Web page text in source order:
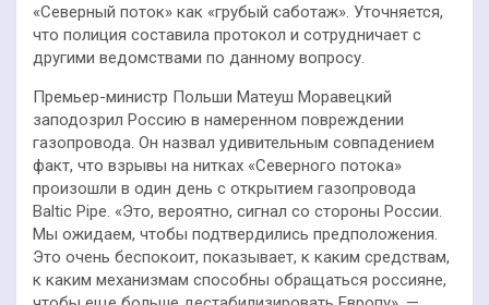
«Северный поток» как «грубый саботаж». Уточняется,
что полиция составила протокол и сотрудничает с
другими ведомствами по данному вопросу.
Премьер-министр Польши Матеуш Моравецкий
заподозрил Россию в намеренном повреждении
газопровода. Он назвал удивительным совпадением
факт, что взрывы на нитках «Северного потока»
произошли в один день с открытием газопровода
Baltic Pipe. «Это, вероятно, сигнал со стороны России.
Мы ожидаем, чтобы подтвердились предположения.
Это очень беспокоит, показывает, к каким средствам,
к каким механизмам способны обращаться россияне,